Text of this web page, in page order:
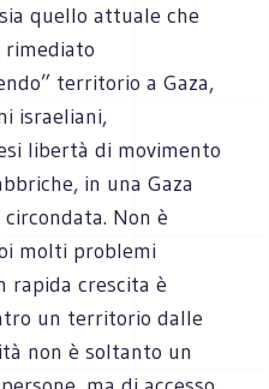
quello attuale che
rimediato
territorio a Gaza,
israeliani,
libertà di movimento
in una Gaza
Non è
molti problemi
rapida crescita è
un territorio dalle
non è soltanto un